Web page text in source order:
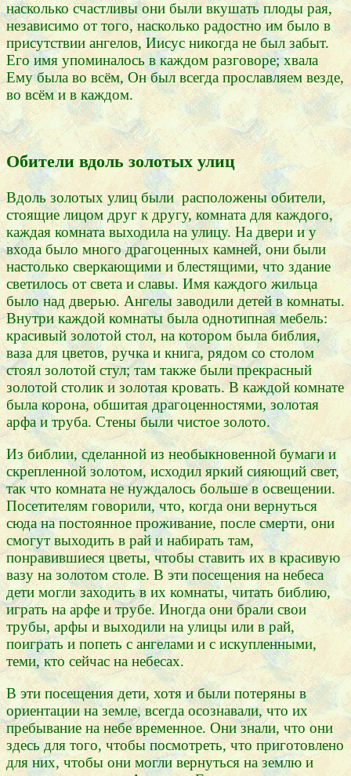
насколько счастливы они были вкушать плоды рая,
независимо от того, насколько радостно им было в
присутствии ангелов, Иисус никогда не был забыт.
Его имя упоминалось в каждом разговоре; хвала
Ему была во всём, Он был всегда прославляем везде,
во всём и в каждом.
Обители вдоль золотых улиц
Вдоль золотых улиц были расположены обители,
стоящие лицом друг к другу, комната для каждого,
каждая комната выходила на улицу. На двери и у
входа было много драгоценных камней, они были
настолько сверкающими и блестящими, что здание
светилось от света и славы. Имя каждого жильца
было над дверью. Ангелы заводили детей в комнаты.
Внутри каждой комнаты была однотипная мебель:
красивый золотой стол, на котором была библия,
ваза для цветов, ручка и книга, рядом со столом
стоял золотой стул; там также были прекрасный
золотой столик и золотая кровать. В каждой комнате
была корона, обшитая драгоценностями, золотая
арфа и труба. Стены были чистое золото.
Из библии, сделанной из необыкновенной бумаги и
скрепленной золотом, исходил яркий сияющий свет,
так что комната не нуждалось больше в освещении.
Посетителям говорили, что, когда они вернуться
сюда на постоянное проживание, после смерти, они
смогут выходить в рай и набирать там,
понравившиеся цветы, чтобы ставить их в красивую
вазу на золотом столе. В эти посещения на небеса
дети могли заходить в их комнаты, читать библию,
играть на арфе и трубе. Иногда они брали свои
трубы, арфы и выходили на улицы или в рай,
поиграть и попеть с ангелами и с искупленными,
теми, кто сейчас на небесах.
В эти посещения дети, хотя и были потеряны в
ориентации на земле, всегда осознавали, что их
пребывание на небе временное. Они знали, что они
здесь для того, чтобы посмотреть, что приготовлено
для них, чтобы они могли вернуться на землю и